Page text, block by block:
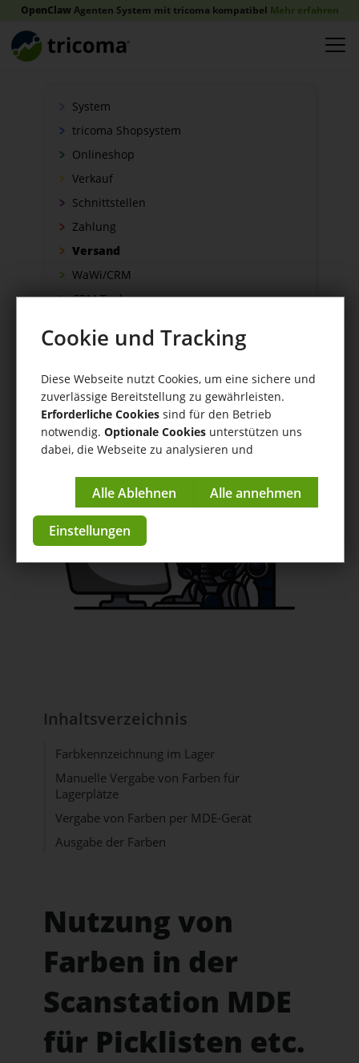
OpenClawAgenten System mit tricoma kompatibel Mehr erfahren
System
tricoma Shopsystem
Onlineshop
Verkauf
Schnittstellen
Zahlung
Versand
WaWi/CRM
CRM Tools
Scanstation MDE
Hilfe/ Scanstation MDE/ Nutzung von Farben in der
Scanstation MDE für Picklisten etc.
Anleitungen & Tutorials
zur App im Store
Inhaltsverzeichnis
Farbkennzeichnung im Lager
Manuelle Vergabe von Farben für
Lagerplätze
Vergabe von Farben per MDE-Gerät
Ausgabe der Farben
Nutzung von
Farben in der
Scanstation MDE
für Picklisten etc.
Cookie und Tracking
Diese Webseite nutzt Cookies, um eine sichere und
zuverlässige Bereitstellung zu gewährleisten.
Erforderliche Cookies sind für den Betrieb
notwendig. Optionale Cookies unterstützen uns
dabei, die Webseite zu analysieren und
Impressum| Datenschutzerklärung
Einstellungen